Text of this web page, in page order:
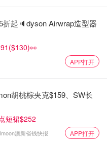
家子
折起🔈dyson Airwrap造型器
APP打开
胡桃棕夹克$159、SW长
短裙$252
澳新省钱快报 APP打开